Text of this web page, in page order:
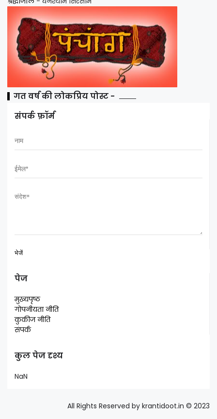
गत वर्ष की लोकप्रिय पोस्ट -
संपर्क फ़ॉर्म
पेज
मुख्यपृष्ठ
गोपनीयता नीति
कुकीज नीति
संपर्क
कुल पेज दृश्य
NaN
All Rights Reserved by krantidoot.in © 2023